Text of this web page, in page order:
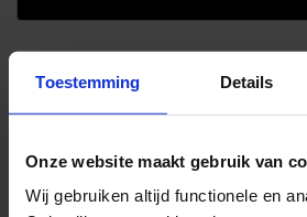
Toestemming Details
Onze website maakt gebruik van
Wij gebruiken altijd functionele en
FITNESSGERÄTE
WAS IST
Mit all unseren Fitnessgeräte
Zuhause